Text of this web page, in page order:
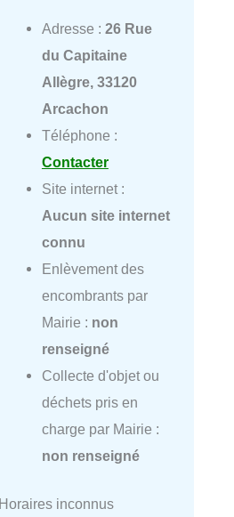
Adresse : 26 Rue
du Capitaine
Allègre, 33120
Arcachon
Téléphone :
Contacter
Site internet :
Aucun site internet
connu
Enlèvement des
encombrants par
Mairie : non
renseigné
Collecte d'objet ou
déchets pris en
charge par Mairie :
non renseigné
Horaires inconnus